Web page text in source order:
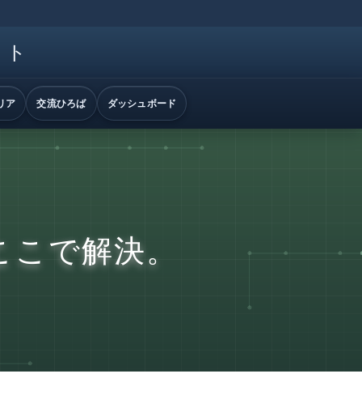
ア 交流ひろば ダッシュボード
で解決。